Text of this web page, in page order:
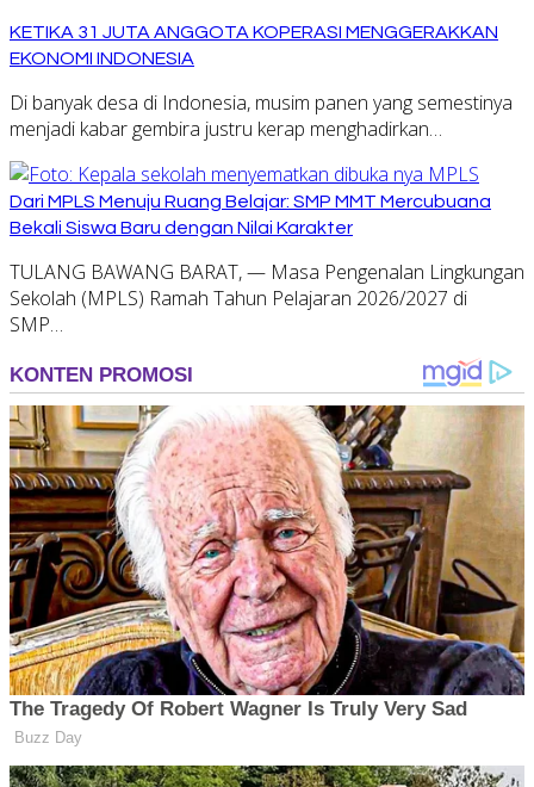
KETIKA 31 JUTA ANGGOTA KOPERASI MENGGERAKKAN
EKONOMI INDONESIA
Di banyak desa di Indonesia, musim panen yang semestinya
menjadi kabar gembira justru kerap menghadirkan…
Dari MPLS Menuju Ruang Belajar: SMP MMT Mercubuana
Bekali Siswa Baru dengan Nilai Karakter
TULANG BAWANG BARAT, — Masa Pengenalan Lingkungan
Sekolah (MPLS) Ramah Tahun Pelajaran 2026/2027 di
SMP…